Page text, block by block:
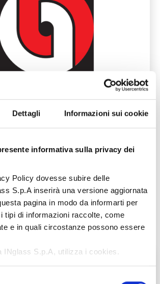
Dettagli Informazioni sui cookie
informativa sulla privacy dei
Policy dovesse subire delle
S.p.A inserirà una versione aggiornata
pagina in modo da informarti per
tipi di informazioni raccolte, come
e in quali circostanze possono essere
INglass S.p.A, utilizza i cookies.
at Fakuma
Scopri di più